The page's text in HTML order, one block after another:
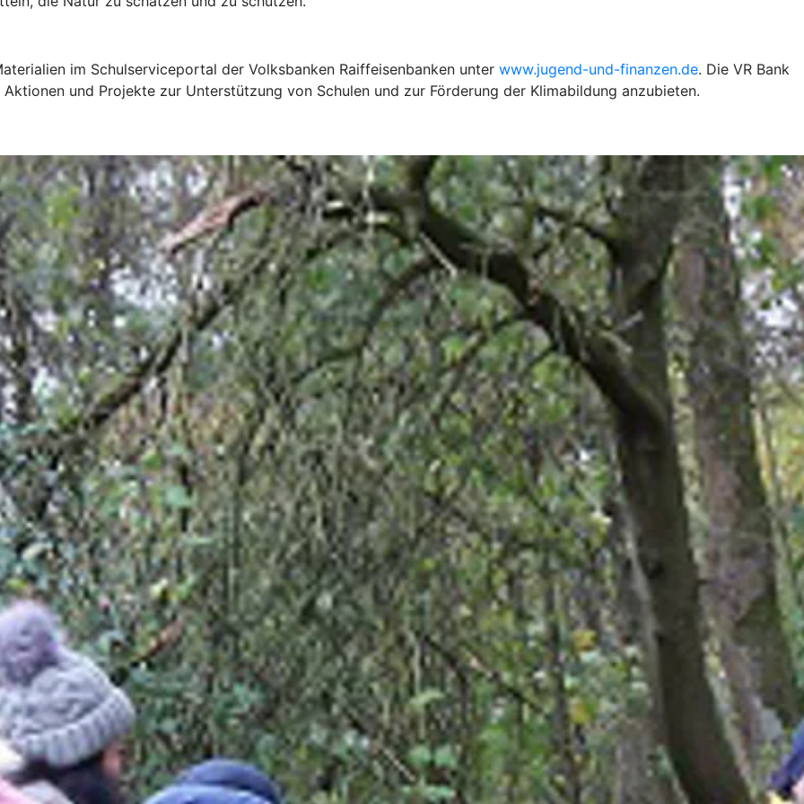
im Schulserviceportal der Volksbanken Raiffeisenbanken unter www.jugend-und-finanzen.de. Die VR Bank
und Projekte zur Unterstützung von Schulen und zur Förderung der Klimabildung anzubieten.